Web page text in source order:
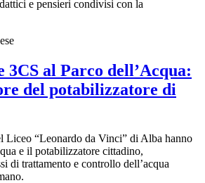
e pensieri condivisi con la
3CS al Parco dell’Acqua:
del potabilizzatore di
Liceo “Leonardo da Vinci” di Alba hanno
e il potabilizzatore cittadino,
di trattamento e controllo dell’acqua